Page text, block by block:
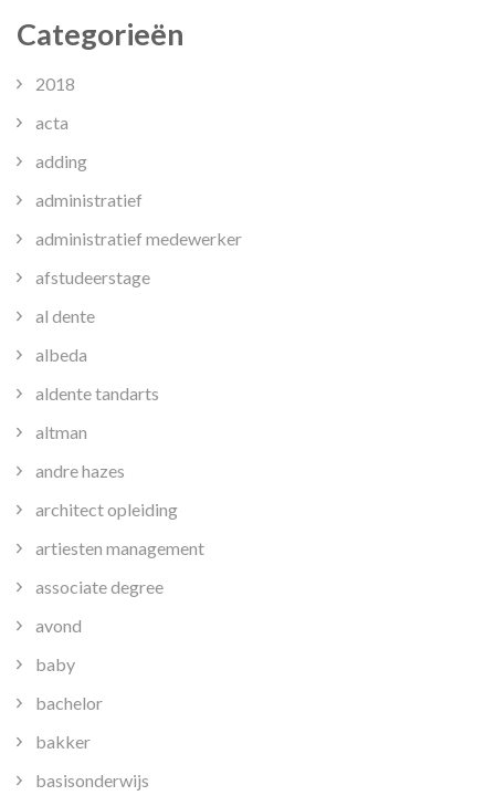
Categorieën
2018
acta
adding
administratief
administratief medewerker
afstudeerstage
al dente
albeda
aldente tandarts
altman
andre hazes
architect opleiding
artiesten management
associate degree
avond
baby
bachelor
bakker
basisonderwijs